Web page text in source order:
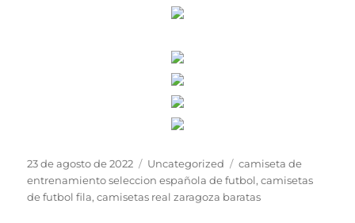
Publicado
el
23 de agosto de 2022 Categorías
Uncategorized Etiquetas
camiseta de
entrenamiento seleccion española de futbol,camisetas
de futbol fila,camisetas real zaragoza baratas